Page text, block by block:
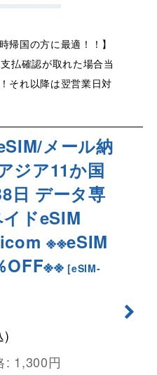
帰国の方に最適！！】
払確認が取れた場合当
それ以降は翌営業日対
メール納
ジア11か国
日 データ専
ドeSIM
※※eSIM
OFF※※ [eSIM-
)
: 1,300円